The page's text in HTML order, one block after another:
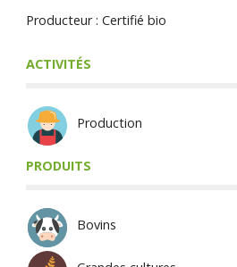
Producteur : Certifié bio
ACTIVITÉS
Production
PRODUITS
Bovins